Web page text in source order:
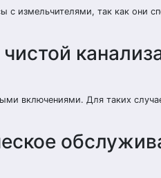
измельчителями, так как они
включениями. Для таких